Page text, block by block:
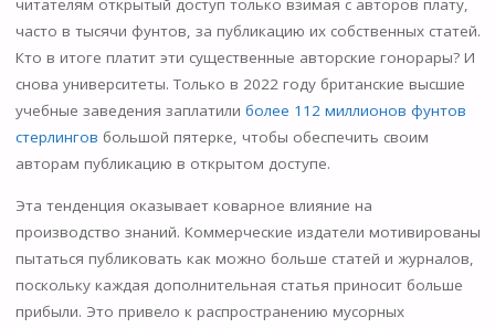
читателям открытый доступ только взимая с авторов плату,
часто в тысячи фунтов, за публикацию их собственных статей.
Кто в итоге платит эти существенные авторские гонорары? И
снова университеты. Только в 2022 году британские высшие
учебные заведения заплатили более 112 миллионов фунтов
стерлингов большой пятерке, чтобы обеспечить своим
авторам публикацию в открытом доступе.
Эта тенденция оказывает коварное влияние на
производство знаний. Коммерческие издатели мотивированы
пытаться публиковать как можно больше статей и журналов,
поскольку каждая дополнительная статья приносит больше
прибыли. Это привело к распространению мусорных